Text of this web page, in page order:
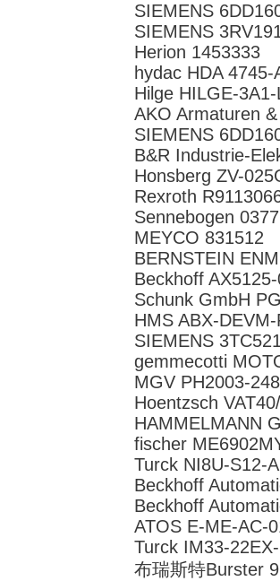
SIEMENS
SIEMENS
Herion 1453333
hydac HDA
Hilge HILGE-
AKO Armaturen
SIEMENS
B&R Industrie-
Honsberg ZV-
Rexroth
Sennebogen
MEYCO 831512
BERNSTEIN
Beckhoff
Schunk GmbH
HMS ABX-
SIEMENS
gemmecotti
MGV PH2003-
Hoentzsch
HAMMELMANN
fischer
Turck NI8U-S12-
Beckhoff
Beckhoff
ATOS E-ME-AC-
Turck IM33-
布瑞斯特Burster